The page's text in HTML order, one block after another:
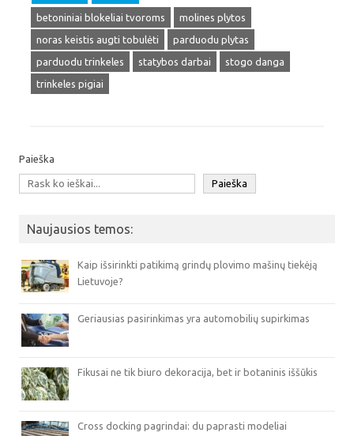
betoniniai blokeliai tvoroms
molines plytos
noras keistis augti tobulėti
parduodu plytas
parduodu trinkeles
statybos darbai
stogo danga
trinkeles pigiai
Paieška
Paieška
Naujausios temos:
Kaip išsirinkti patikimą grindų plovimo mašinų tiekėją
Lietuvoje?
Geriausias pasirinkimas yra automobilių supirkimas
Fikusai ne tik biuro dekoracija, bet ir botaninis iššūkis
Cross docking pagrindai: du paprasti modeliai